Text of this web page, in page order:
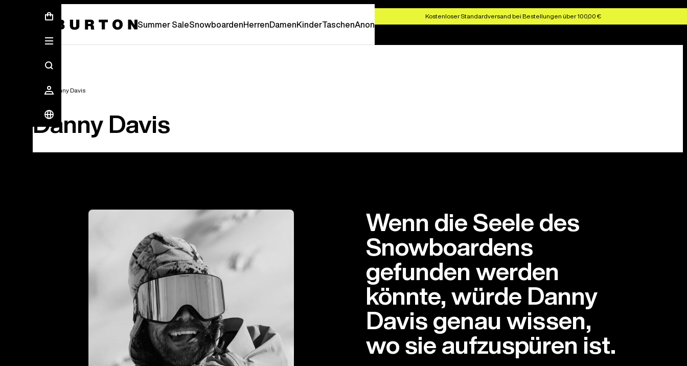
Kostenloser Standardversand bei Bestellungen über 100,00 €
Summer SaleSnowboardenHerrenDamenKinderTaschenAnon
Team Danny Davis
Danny Davis
Wenn die Seele des
Snowboardens
gefunden werden
könnte, würde Danny
Davis genau wissen,
wo sie aufzuspüren ist.